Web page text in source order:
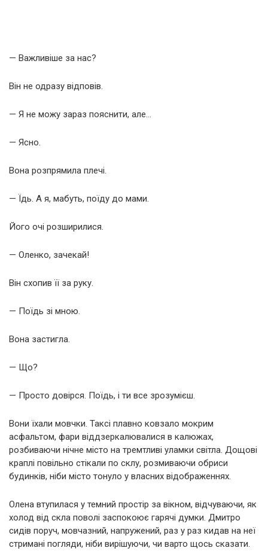
— Важливіше за нас?
Він не одразу відповів.
— Я не можу зараз пояснити, але…
— Ясно.
Вона розпрямила плечі.
— Їдь. А я, мабуть, поїду до мами.
Його очі розширилися.
— Оленко, зачекай!
Він схопив її за руку.
— Поїдь зі мною.
Вона застигла.
— Що?
— Просто довірся. Поїдь, і ти все зрозумієш.
Вони їхали мовчки. Таксі плавно ковзало мокрим
асфальтом, фари віддзеркалювалися в калюжах,
розбиваючи нічне місто на тремтливі уламки світла. Дощові
краплі повільно стікали по склу, розмиваючи обриси
будинків, ніби місто тонуло у власних відображеннях.
Олена втупилася у темний простір за вікном, відчуваючи, як
холод від скла поволі заспокоює гарячі думки. Дмитро
сидів поруч, мовчазний, напружений, раз у раз кидав на неї
стримані погляди, ніби вирішуючи, чи варто щось сказати.